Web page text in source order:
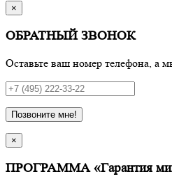
×
ОБРАТНЫЙ ЗВОНОК
Оставьте ваш номер телефона, а
Позвоните мне!
×
ПРОГРАММА «Гарантия